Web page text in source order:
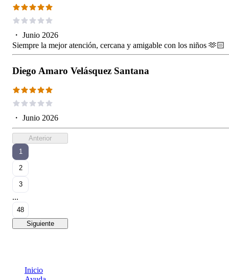
・ Junio 2026
Siempre la mejor atención, cercana y amigable con los niños 🫶🏻
Diego Amaro Velásquez Santana
・ Junio 2026
Anterior
1
2
3
...
48
Siguiente
Inicio